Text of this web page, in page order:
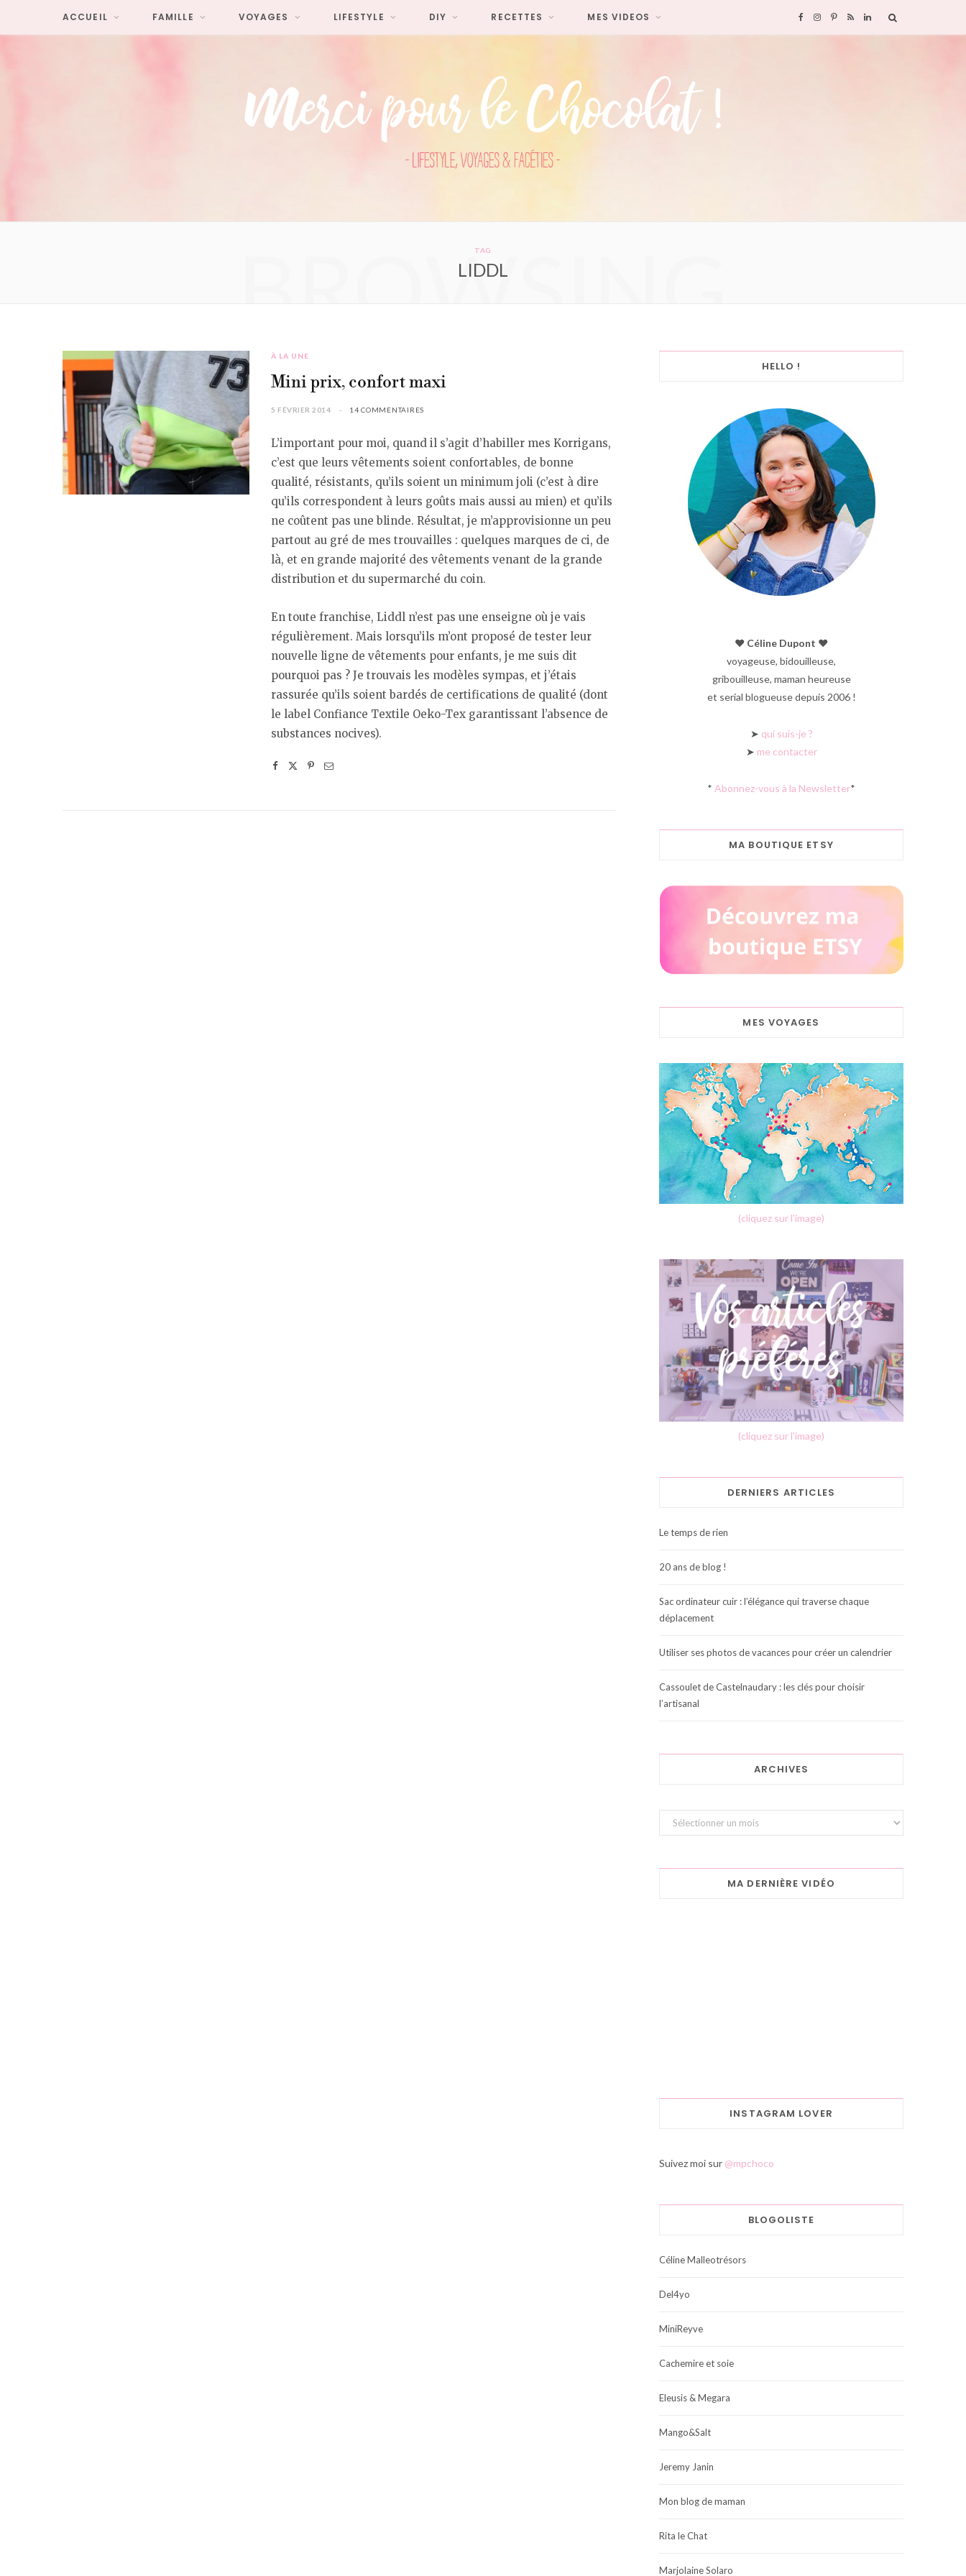
F I P
e
R L
I
ACCUEIL FAMILLE VOYAGES LIFESTYLE DIY RECETTES MES VIDEOS
TAG
LIDDL
BROWSING
À LA UNE
Mini prix, confort maxi
5 FÉVRIER 2014 14 COMMENTAIRES
L’important pour moi, quand il s’agit d’habiller mes Korrigans,
c’est que leurs vêtements soient confortables, de bonne
qualité, résistants, qu’ils soient un minimum joli (c’est à dire
qu’ils correspondent à leurs goûts mais aussi au mien) et qu’ils
ne coûtent pas une blinde. Résultat, je m’approvisionne un peu
partout au gré de mes trouvailles : quelques marques de ci, de
là, et en grande majorité des vêtements venant de la grande
distribution et du supermarché du coin.
En toute franchise, Liddl n’est pas une enseigne où je vais
régulièrement. Mais lorsqu’ils m’ont proposé de tester leur
nouvelle ligne de vêtements pour enfants, je me suis dit
pourquoi pas ? Je trouvais les modèles sympas, et j’étais
rassurée qu’ils soient bardés de certifications de qualité (dont
le label Confiance Textile Oeko-Tex garantissant l’absence de
substances nocives).
HELLO !
♥︎ Céline Dupont ♥︎
voyageuse, bidouilleuse,
gribouilleuse, maman heureuse
et serial blogueuse depuis 2006 !
➤ qui suis-je ?
➤ me contacter
* Abonnez-vous à la Newsletter*
MA BOUTIQUE ETSY
MES VOYAGES
(cliquez sur l'image)
(cliquez sur l'image)
DERNIERS ARTICLES
Le temps de rien
20 ans de blog !
Sac ordinateur cuir : l’élégance qui traverse chaque
déplacement
Utiliser ses photos de vacances pour créer un calendrier
Cassoulet de Castelnaudary : les clés pour choisir
l’artisanal
ARCHIVES
Archives
MA DERNIÈRE VIDÉO
INSTAGRAM LOVER
Suivez moi sur @mpchoco
BLOGOLISTE
Céline Malleotrésors
Del4yo
MiniReyve
Cachemire et soie
Eleusis & Megara
Mango&Salt
Jeremy Janin
Mon blog de maman
Rita le Chat
Marjolaine Solaro